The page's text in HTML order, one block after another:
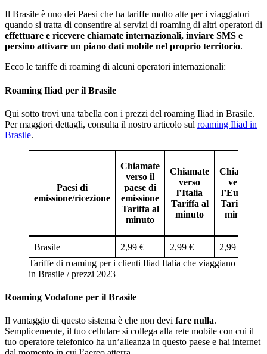
Il Brasile è uno dei Paesi che ha tariffe molto alte per i viaggiatori
quando si tratta di consentire ai servizi di roaming di altri operatori di
effettuare e ricevere chiamate internazionali, inviare SMS e
persino attivare un piano dati mobile nel proprio territorio.
Ecco le tariffe di roaming di alcuni operatori internazionali:
Roaming Iliad per il Brasile
Qui sotto trovi una tabella con i prezzi del roaming Iliad in Brasile.
Per maggiori dettagli, consulta il nostro articolo sul roaming Iliad in
Brasile.
Paesi di
emissione/ricezione
Chiamate
verso il
paese di
emissione
Tariffa al
minuto
Chiamate
verso
l’Italia
Tariffa al
minuto
Chiamate
verso
l’Europa
Tariffa al
minuto
Brasile 2,99 € 2,99 €
2,99 €
Tariffe di roaming per i clienti Iliad Italia che viaggiano
in Brasile / prezzi 2023
Roaming Vodafone per il Brasile
Il vantaggio di questo sistema è che non devi fare nulla.
Semplicemente, il tuo cellulare si collega alla rete mobile con cui il
tuo operatore telefonico ha un’alleanza in questo paese e hai internet